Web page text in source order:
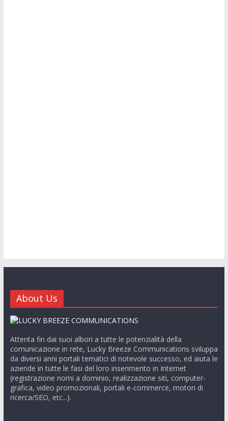
About Us
Attenta fin dai suoi albori a tutte le potenzialità della
comunicazione in rete, Lucky Breeze Communications sviluppa
da diversi anni portali tematici di notevole successo, ed aiuta le
aziende in tutte le fasi del loro inserimento in Internet
(registrazione nomi a dominio, realizzazione siti, computer-
grafica, video promozionali, portali e-commerce, motori di
ricerca/SEO, etc...).